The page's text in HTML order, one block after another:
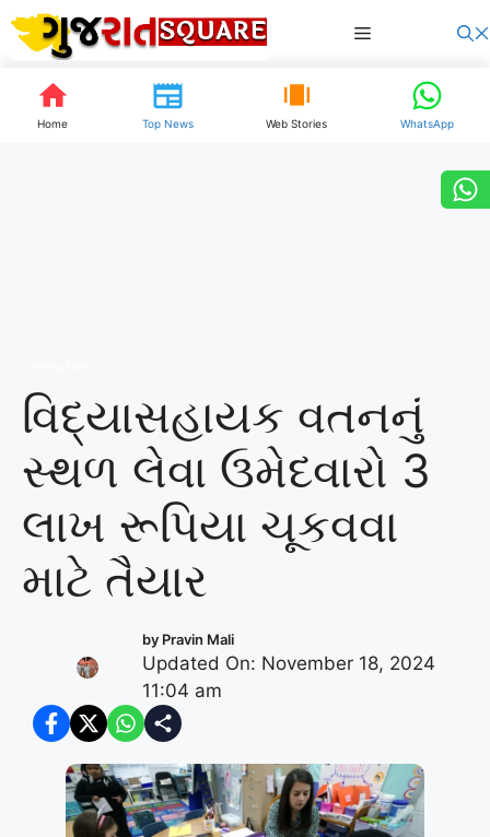
Skip
content
Menu
Home Top News Web Stories WhatsApp
વિદ્યાસહાયક વતનનું
સ્થળ લેવા ઉમેદવારો 3
લાખ રૂપિયા ચૂકવવા
માટે તૈયાર
by Pravin Mali
Updated On: November 18, 2024
11:04 am